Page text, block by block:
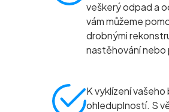
veškerý odpad a
vám můžeme
drobnými
nastěhování nebo
K vyklízení
ohleduplností. S